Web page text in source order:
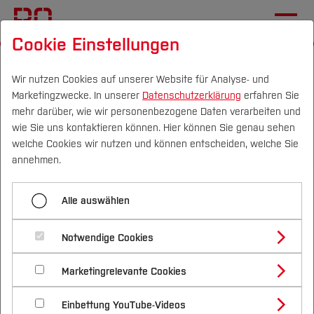
Campus Personen DE|EN Quicklinks
Studium
Studienangebote
Bachelorstudiengänge
Masterstudiengänge
Vor dem Studium
Bewerben & Einschreiben
Bewerbungsportal
Im Studium
Studienbüros und Prüfungen
Nach dem Studium
Forschung & Transfer
Profil
Forschungs- und Transferprofil
Schwerpunkte (FuT)
Beratung & Förderung
Nachhaltigkeit
Nachhaltigkeit studieren
International
2.4 Relationen und SQL
Quelltexte
Menü aufklappen
Quelltexte
Die folgenden Verzeichnisse enthalten die
Datenbank des Liegenschafts-Auskunftssystems,
auf das sich die SQL-Anweisungen im Abschnitt
2.4 beziehen. Die Daten werden für die
Cookie Einstellungen
Wir nutzen Cookies auf unserer Website für Analyse- und
Marketingzwecke. In unserer Datenschutzerklärung erfahren Sie
mehr darüber, wie wir personenbezogene Daten verarbeiten und
wie Sie uns kontaktieren können. Hier können Sie genau sehen
welche Cookies wir nutzen und können entscheiden, welche Sie
annehmen.
Alle auswählen
Notwendige Cookies
Marketingrelevante Cookies
Einbettung YouTube-Videos